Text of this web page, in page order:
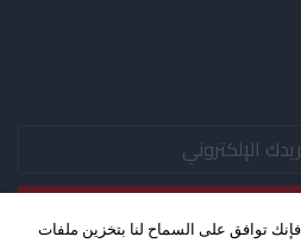
توافق على السماح لنا بتخزين ملفات